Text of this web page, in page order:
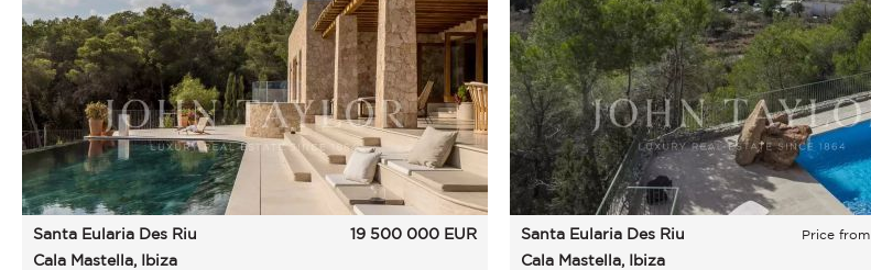
Santa Eularia Des Riu
Cala Mastella, Ibiza
19 500 000 EUR
Santa Eularia Des Riu
Cala Mastella, Ibiza
Price from